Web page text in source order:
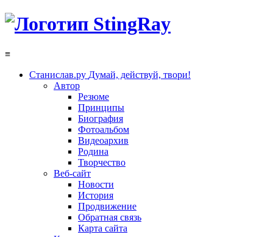
≡
Станислав.ру Думай, действуй, твори!
Автор
Резюме
Принципы
Биография
Фотоальбом
Видеоархив
Родина
Творчество
Веб-сайт
Новости
История
Продвижение
Обратная связь
Карта сайта